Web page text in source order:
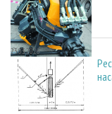
23.03.2026